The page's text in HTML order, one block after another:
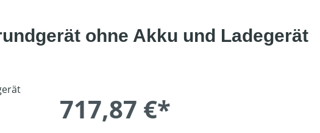
ohne Akku und Ladegerät
717,87 €*